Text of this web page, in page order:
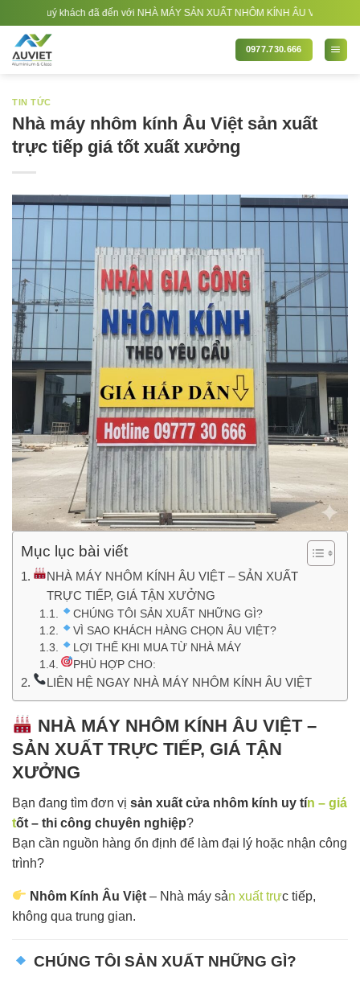
qua
nội
dung
quý khách đã đến với NHÀ MÁY SẢN XUẤT NHÔM KÍNH ÂU VIỆT. Nhà Sản
0977.730.666
TIN TỨC
Nhà máy nhôm kính Âu Việt sản xuất
trực tiếp giá tốt xuất xưởng
Mục lục bài viết
NHÀ MÁY NHÔM KÍNH ÂU VIỆT – SẢN XUẤT
TRỰC TIẾP, GIÁ TẬN XƯỞNG
CHÚNG TÔI SẢN XUẤT NHỮNG GÌ?
VÌ SAO KHÁCH HÀNG CHỌN ÂU VIỆT?
LỢI THẾ KHI MUA TỪ NHÀ MÁY
PHÙ HỢP CHO:
LIÊN HỆ NGAY NHÀ MÁY NHÔM KÍNH ÂU VIỆT
NHÀ MÁY NHÔM KÍNH ÂU VIỆT –
SẢN XUẤT TRỰC TIẾP, GIÁ TẬN
XƯỞNG
Bạn đang tìm đơn vị sản xuất cửa nhôm kính uy tín – giá
tốt – thi công chuyên nghiệp?
Bạn cần nguồn hàng ổn định để làm đại lý hoặc nhận công
trình?
Nhôm Kính Âu Việt – Nhà máy sản xuất trực tiếp,
không qua trung gian.
CHÚNG TÔI SẢN XUẤT NHỮNG GÌ?